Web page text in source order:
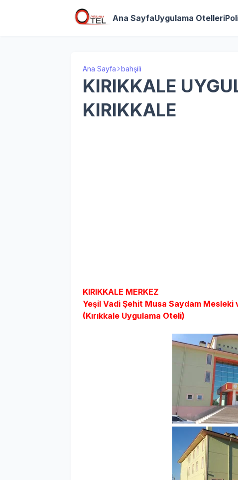
Ana SayfaUygulama Otelleri
Ana Sayfa bahşili
KIRIKKALE
KIRIKKALE
KIRIKKALE MERKEZ
Yeşil Vadi Şehit Musa Saydam
(Kırıkkale Uygulama Oteli)